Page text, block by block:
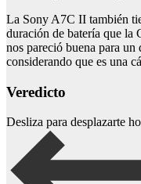
La Sony A7C II también
duración de batería que la
nos pareció buena para
considerando que es una
Veredicto
Desliza para desplazarte